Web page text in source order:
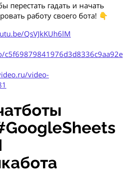
перестать гадать и начать
работу своего бота! 👇
QsVJkKUh6lM
video-